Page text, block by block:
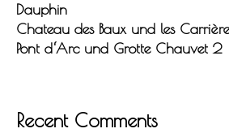
Dauphin
Chateau des Baux und les
Pont d‘Arc und Grotte Chauvet 2
Recent Comments